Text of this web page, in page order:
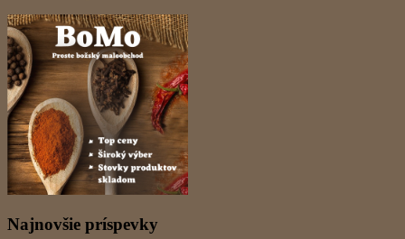
Najnovšie príspevky